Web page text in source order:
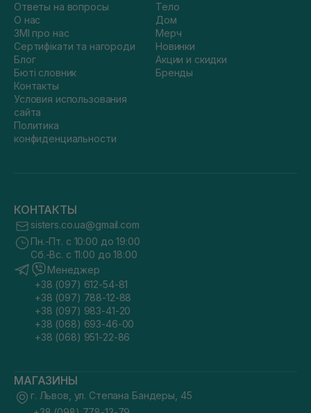
Ответы на вопросы
О нас
ЗМІ про нас
Сертифікати та нагороди
Блог
Бюті словник
Контакты
Условия использования
сайта
Политика
конфиденциальности
Тело
Дом
Мерч
Новинки
Акции и скидки
Бренды
КОНТАКТЫ
sisters.co.ua@gmail.com
Пн.-Пт. с 10:00 до 19:00
Сб.-Вс. с 11:00 до 18:00
Менеджер
+38 (097) 612-54-81
+38 (097) 788-12-88
+38 (097) 983-41-20
+38 (068) 693-46-00
+38 (068) 951-22-86
МАГАЗИНЫ
г. Львов, ул. Степана Бандеры, 45